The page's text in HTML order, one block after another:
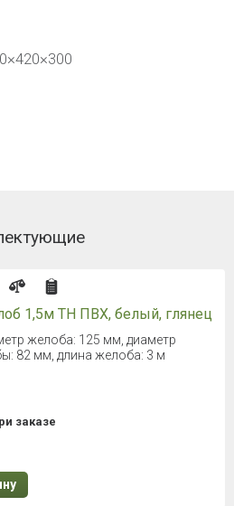
1,5м ТН ПВХ, белый, глянец
желоба: 125 мм, диаметр
82 мм, длина желоба: 3 м
заказе